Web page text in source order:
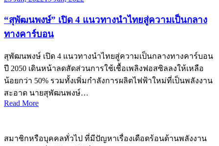
“สุพัฒนพงษ์” เปิด 4 แนวทางนำไทยสู่ความเป็นกลาง
ทางคาร์บอน
สุพัฒนพงษ์ เปิด 4 แนวทางนำไทยสู่ความเป็นกลางทางคาร์บอน
ปี 2050 เดินหน้าลดสัดส่วนการใช้เชื้อเพลิงฟอสซิลลงให้เหลือ
น้อยกว่า 50% รวมทั้งเพิ่มกำลังการผลิตไฟฟ้าใหม่ที่เป็นพลังงาน
สะอาด นายสุพัฒนพงษ์…
Read More
สมาชิกหรือบุคคลทั่วไป ที่มีปัญหาเรื่องเดือดร้อนด้านพลังงาน